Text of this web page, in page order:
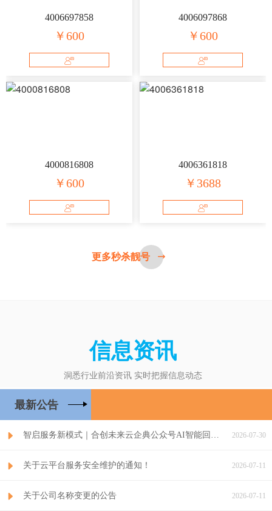
4006697858
￥600
4006097868
￥600
4000816808
￥600
4006361818
￥3688
更多秒杀靓号
信息资讯
洞悉行业前沿资讯 实时把握信息动态
最新公告
智启服务新模式｜合创未来云企典公众号AI智能回复正式启用 2026-07-30
关于云平台服务安全维护的通知！ 2026-07-11
关于公司名称变更的公告 2026-07-11